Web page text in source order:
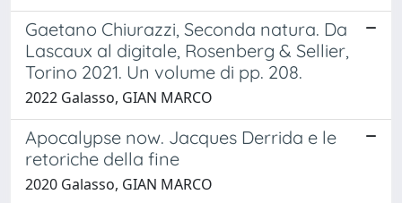
Gaetano Chiurazzi, Seconda natura. Da
Lascaux al digitale, Rosenberg & Sellier,
Torino 2021. Un volume di pp. 208.
2022 Galasso, GIAN MARCO
Apocalypse now. Jacques Derrida e le
retoriche della fine
2020 Galasso, GIAN MARCO